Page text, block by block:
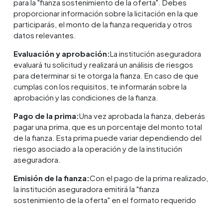
para la "fianza sostenimiento de la oferta". Debes
proporcionar información sobre la licitación en la que
participarás, el monto de la fianza requerida y otros
datos relevantes.
Evaluación y aprobación:La institución aseguradora
evaluará tu solicitud y realizará un análisis de riesgos
para determinar si te otorga la fianza. En caso de que
cumplas con los requisitos, te informarán sobre la
aprobación y las condiciones de la fianza.
Pago de la prima:Una vez aprobada la fianza, deberás
pagar una prima, que es un porcentaje del monto total
de la fianza. Esta prima puede variar dependiendo del
riesgo asociado a la operación y de la institución
aseguradora.
Emisión de la fianza:Con el pago de la prima realizado,
la institución aseguradora emitirá la "fianza
sostenimiento de la oferta" en el formato requerido